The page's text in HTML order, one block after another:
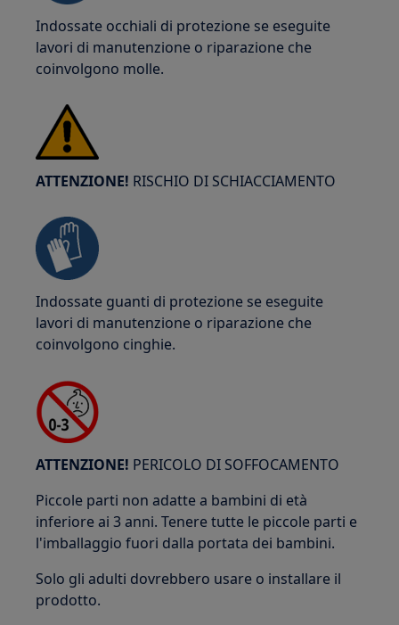
Indossate occhiali di protezione se eseguite
lavori di manutenzione o riparazione che
coinvolgono molle.
ATTENZIONE! RISCHIO DI SCHIACCIAMENTO
Indossate guanti di protezione se eseguite
lavori di manutenzione o riparazione che
coinvolgono cinghie.
ATTENZIONE! PERICOLO DI SOFFOCAMENTO
Piccole parti non adatte a bambini di età
inferiore ai 3 anni. Tenere tutte le piccole parti e
l'imballaggio fuori dalla portata dei bambini.
Solo gli adulti dovrebbero usare o installare il
prodotto.